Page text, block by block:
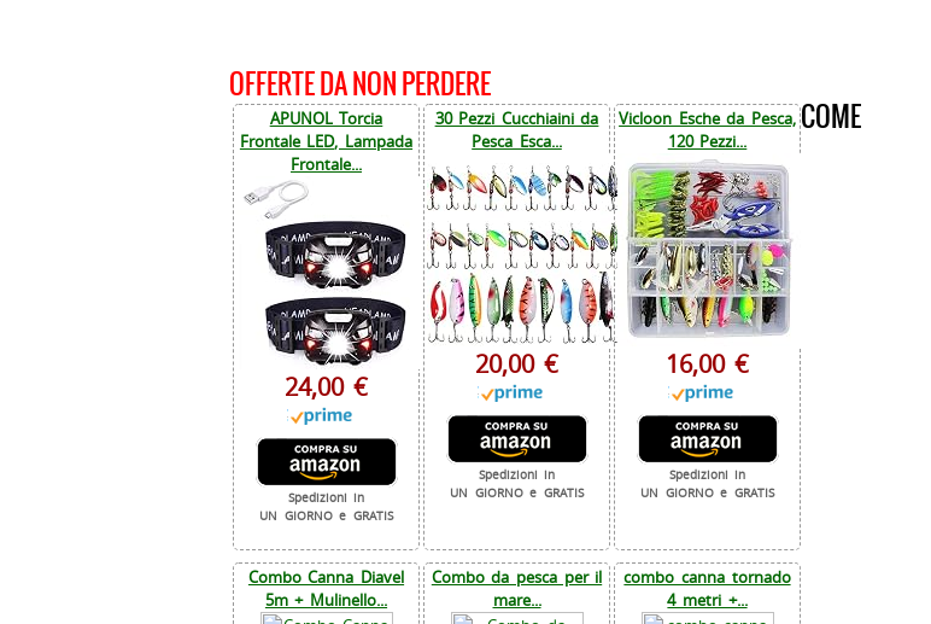
OFFERTE DA NON PERDERE
APUNOL Torcia
Frontale LED, Lampada
Frontale...
24,00 €
Spedizioni in
UN GIORNO e GRATIS
30 Pezzi Cucchiaini da
Pesca Esca...
20,00 €
Spedizioni in
UN GIORNO e GRATIS
Vicloon Esche da Pesca,
120 Pezzi...
16,00 €
Spedizioni in
UN GIORNO e GRATIS
Combo Canna Diavel
5m + Mulinello...
Combo da pesca per il
mare...
combo canna tornado
4 metri +...
COME